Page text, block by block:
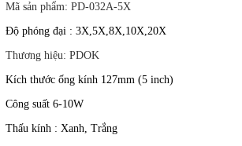
Mã sản phẩm: PD-032A-5X
Độ phóng đại : 3X,5X,8X,10X,20X
Thương hiệu: PDOK
Kích thước ống kính 127mm (5 inch)
Công suất 6-10W
Thấu kính : Xanh, Trắng